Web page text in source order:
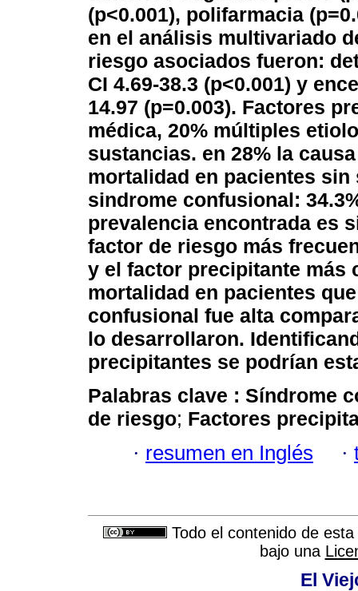
(p<0.001), polifarmacia
en el análisis multivariado
riesgo asociados fueron:
CI 4.69-38.3 (p<0.001) y
14.97 (p=0.003). Factores
médica, 20% múltiples
sustancias. en 28% la
mortalidad en pacientes
sindrome confusional:
prevalencia encontrada es
factor de riesgo más
y el factor precipitante más
mortalidad en pacientes
confusional fue alta
lo desarrollaron.
precipitantes se podrían
Palabras clave : Síndrome
de riesgo; Factores
· resumen en Inglés ·
Todo el contenido de
bajo una
El